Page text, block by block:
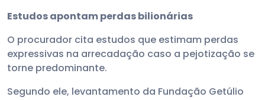
Estudos apontam perdas bilionárias
O procurador cita estudos que estimam perdas
expressivas na arrecadação caso a pejotização se
torne predominante.
Segundo ele, levantamento da Fundação Getúlio